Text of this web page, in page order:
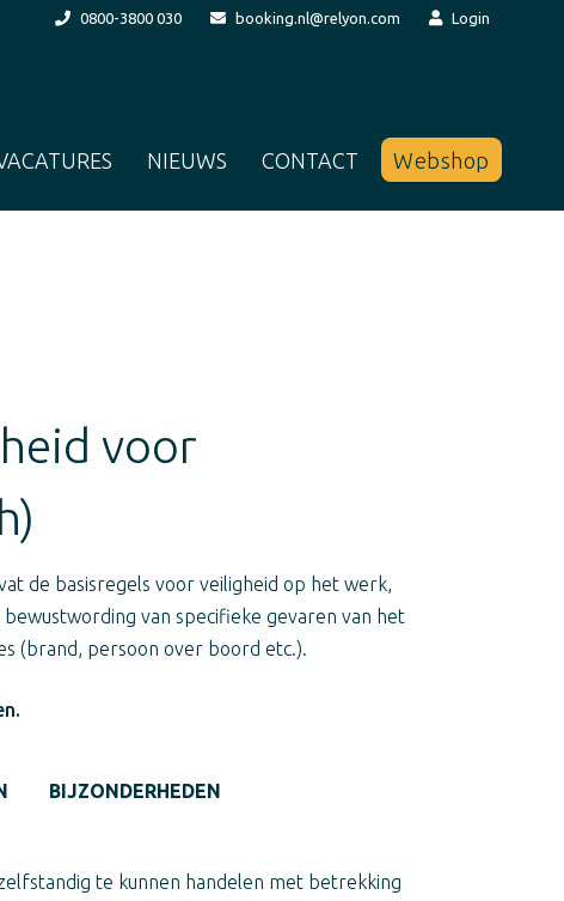
0800-3800 030 booking.nl@relyon.com Login
NIEUWS CONTACT Webshop
voor
de basisregels voor veiligheid op het werk,
van specifieke gevaren van het
(brand, persoon over boord etc.).
BIJZONDERHEDEN
te kunnen handelen met betrekking